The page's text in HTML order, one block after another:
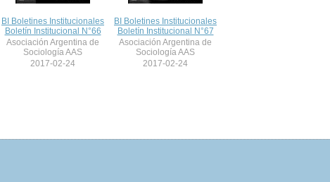
BI Boletines Institucionales
Boletín Institucional N°66
Asociación Argentina de
Sociología AAS
2017-02-24
BI Boletines Institucionales
Boletín Institucional N°67
Asociación Argentina de
Sociología AAS
2017-02-24